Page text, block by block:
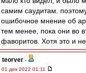
самим саудитам.
ошибочное мнение об
тем менее, пока они во
фаворитов. Хотя это и
teorver -
01 дек 2022 01:11